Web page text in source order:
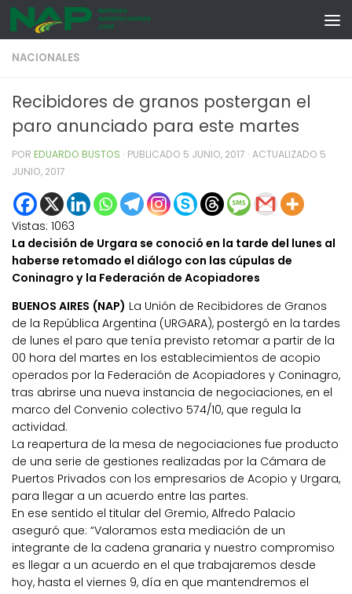
Skip to content
NACIONALES
Recibidores de granos postergan el
paro anunciado para este martes
POR EDUARDO BUSTOS · PUBLICADO 5 JUNIO, 2017 · ACTUALIZADO 5
JUNIO, 2017
Vistas: 1063
La decisión de Urgara se conoció en la tarde del lunes al
haberse retomado el diálogo con las cúpulas de
Coninagro y la Federación de Acopiadores
BUENOS AIRES (NAP) La Unión de Recibidores de Granos
de la República Argentina (URGARA), postergó en la tardes
de lunes el paro que tenía previsto retomar a partir de la
00 hora del martes en los establecimientos de acopio
operados por la Federación de Acopiadores y Coninagro,
tras abrirse una nueva instancia de negociaciones, en el
marco del Convenio colectivo 574/10, que regula la
actividad.
La reapertura de la mesa de negociaciones fue producto
de una serie de gestiones realizadas por la Cámara de
Puertos Privados con los empresarios de Acopio y Urgara,
para llegar a un acuerdo entre las partes.
En ese sentido el titular del Gremio, Alfredo Palacio
aseguró que: “Valoramos esta mediación de un
integrante de la cadena granaria y nuestro compromiso
es llegar a un acuerdo en el que trabajaremos desde
hoy, hasta el viernes 9, día en que mantendremos el